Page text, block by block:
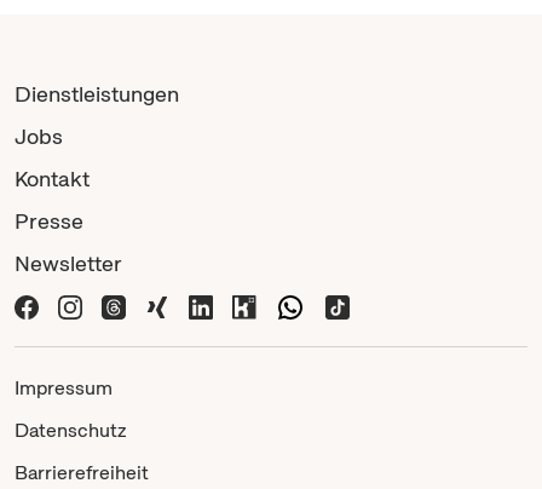
Dienstleistungen
Jobs
Kontakt
Presse
Newsletter
Impressum
Datenschutz
Barrierefreiheit